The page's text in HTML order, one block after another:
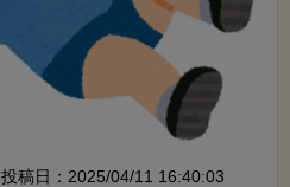
投稿日：2025/04/11 16:40:03